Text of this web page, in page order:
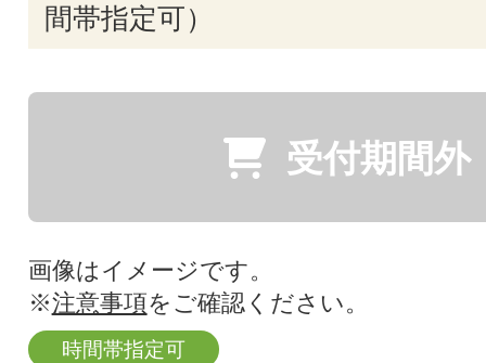
間帯指定可）
受付期間外
画像はイメージです。
※注意事項をご確認ください。
時間帯指定可